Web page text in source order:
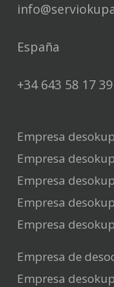
España
+34 643 58 17 39
Empresa
Empresa
Empresa
Empresa
Empresa
Empresa de
Empresa